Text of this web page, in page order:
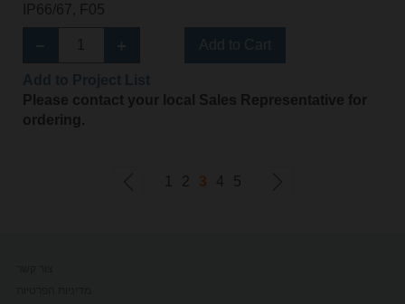
IP66/67, F05
Please contact your local Sales Representative for
ordering.
2 3 4 5